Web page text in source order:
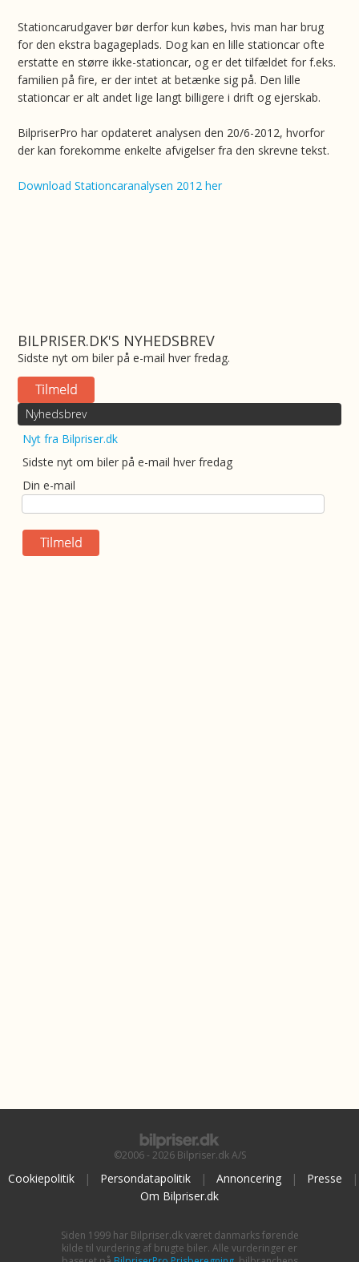
Stationcarudgaver bør derfor kun købes, hvis man har brug
for den ekstra bagageplads. Dog kan en lille stationcar ofte
erstatte en større ikke-stationcar, og er det tilfældet for f.eks.
familien på fire, er der intet at betænke sig på. Den lille
stationcar er alt andet lige langt billigere i drift og ejerskab.
BilpriserPro har opdateret analysen den 20/6-2012, hvorfor
der kan forekomme enkelte afvigelser fra den skrevne tekst.
Download Stationcaranalysen 2012 her
BILPRISER.DK'S NYHEDSBREV
Sidste nyt om biler på e-mail hver fredag.
Nyhedsbrev
Nyt fra Bilpriser.dk
Sidste nyt om biler på e-mail hver fredag
Din e-mail
©2006 - 2026 Bilpriser.dk A/S
Cookiepolitik | Persondatapolitik | Annoncering | Presse
|
Om Bilpriser.dk
Siden 1999 har Bilpriser.dk været danmarks førende
kilde til vurdering af brugte biler. Alle vurderinger er